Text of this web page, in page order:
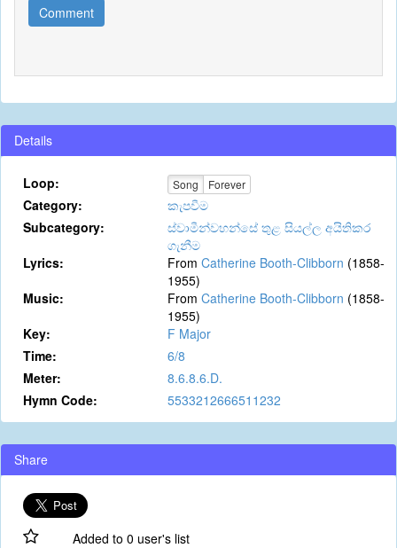
Comment
Details
Loop: Song Forever
Category:
කැපවීම
Subcategory:
ස්වාමීන්වහන්සේ තුළ සියල්ල අයිතිකර
ගැනීම
Lyrics:
From Catherine Booth-Clibborn (1858-
1955)
Music:
From Catherine Booth-Clibborn (1858-
1955)
Key:
F Major
Time:
6/8
Meter:
8.6.8.6.D.
Hymn Code:
5533212666511232
Share
Added to 0 user's list